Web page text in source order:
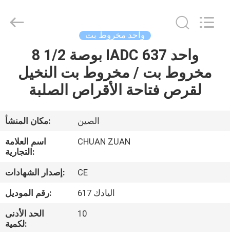
مسكن
منتجات
معلومات
عنا
جولة
في
المعمل
Copyright
tcitriconebit.com.
Reserved.
واحد مخروط بت
8 1/2 بوصة IADC 637 واحد
مخروط بت / مخروط بت النخيل
لقرص فتاحة الأقراص الصلبة
مكان المنشأ:
الصين
اسم العلامة
التجارية:
CHUAN ZUAN
إصدار الشهادات:
CE
رقم الموديل:
اليادك 617
الحد الأدنى
لكمية:
10